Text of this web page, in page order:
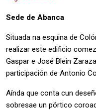
Sede de Abanca
Situada na esquina de
realizar este edificio
Gaspar e José Blein
participación de Antonio
Aínda que conta cun
sobresae un pórtico